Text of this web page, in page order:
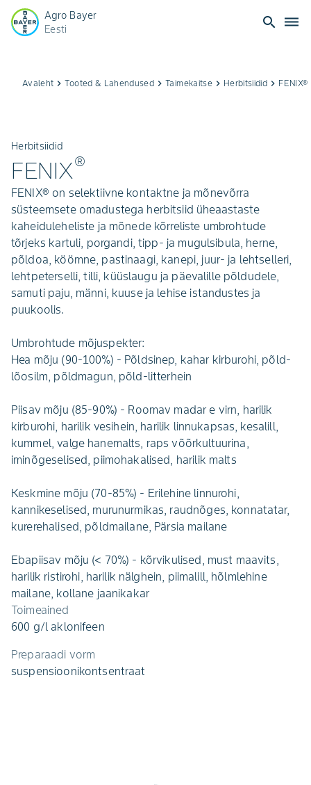
Agro Bayer
Eesti
search dehaze
Avaleht keyboard_arrow_rightTooted & Lahendused keyboard_arrow_rightTaimekaitsekeyboard_arrow_right Herbitsiidid keyboard_arrow_right FENIX®
Herbitsiidid
FENIX®
FENIX® on selektiivne kontaktne ja mõnevõrra
süsteemsete omadustega herbitsiid üheaastaste
kaheiduleheliste ja mõnede kõrreliste umbrohtude
tõrjeks kartuli, porgandi, tipp- ja mugulsibula, herne,
põldoa, köömne, pastinaagi, kanepi, juur- ja lehtselleri,
lehtpeterselli, tilli, küüslaugu ja päevalille põldudele,
samuti paju, männi, kuuse ja lehise istandustes ja
puukoolis.
Umbrohtude mõjuspekter:
Hea mõju (90-100%) - Põldsinep, kahar kirburohi, põld-
lõosilm, põldmagun, põld-litterhein
Piisav mõju (85-90%) - Roomav madar e virn, harilik
kirburohi, harilik vesihein, harilik linnukapsas, kesalill,
kummel, valge hanemalts, raps võõrkultuurina,
iminõgeselised, piimohakalised, harilik malts
Keskmine mõju (70-85%) - Erilehine linnurohi,
kannikeselised, murunurmikas, raudnõges, konnatatar,
kurerehalised, põldmailane, Pärsia mailane
Ebapiisav mõju (< 70%) - kõrvikulised, must maavits,
harilik ristirohi, harilik nälghein, piimalill, hõlmlehine
mailane, kollane jaanikakar
Toimeained
600 g/l aklonifeen
Preparaadi vorm
suspensioonikontsentraat